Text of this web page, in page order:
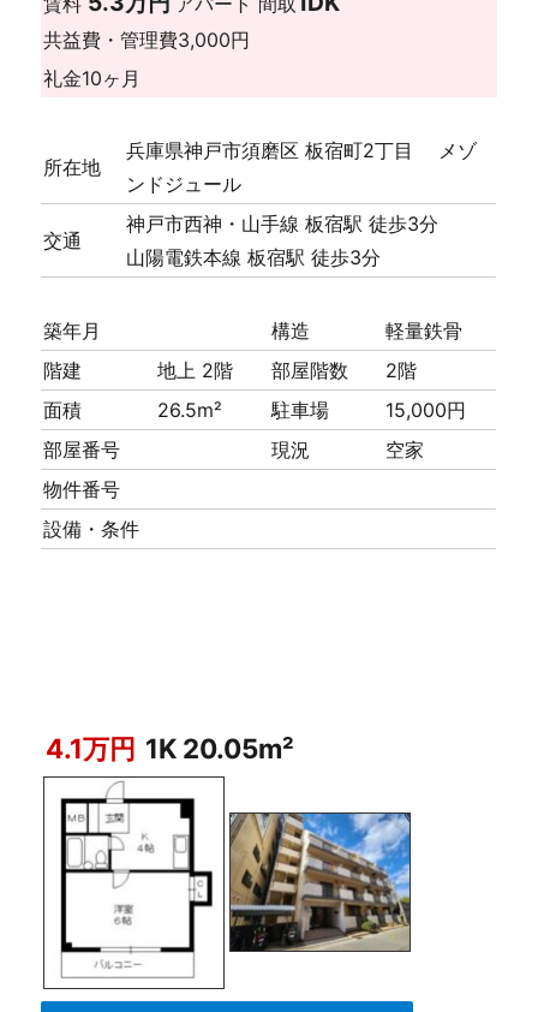
共益費・管理費3,000円
礼金10ヶ月
所在地
兵庫県神戸市須磨区 板宿町2丁目 メゾ
ンドジュール
交通
神戸市西神・山手線 板宿駅 徒歩3分
山陽電鉄本線 板宿駅 徒歩3分
築年月 構造
軽量鉄骨
階建
地上 2階 部屋階数
2階
面積
26.5m² 駐車場
15,000円
部屋番号
現況
空家
物件番号
設備・条件
4.1万円 1K 20.05m²